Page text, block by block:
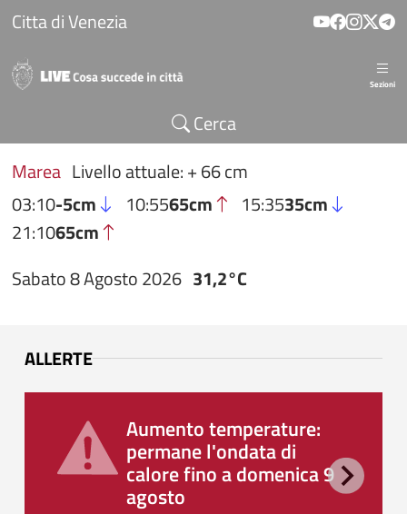
Salta al contenuto principale
Citta di Venezia
Sezioni
Cerca
Marea Livello attuale: + 66 cm
03:10-5cm 10:5565cm 15:3535cm
21:1065cm
Sabato 8 Agosto 2026 31,2°C
ALLERTE
Aumento temperature:
permane l'ondata di
calore fino a domenica 9
agosto